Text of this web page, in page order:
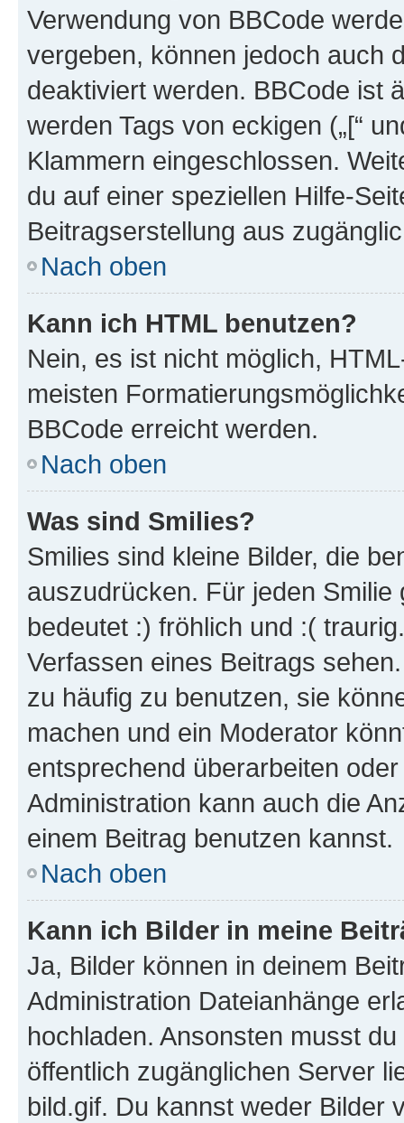
Verwendung von BBCode
vergeben, können jedoch auch
deaktiviert werden. BBCode ist
werden Tags von eckigen („[“
Klammern eingeschlossen.
du auf einer speziellen Hilfe-
Beitragserstellung aus
Nach oben
Kann ich HTML benutzen?
Nein, es ist nicht möglich,
meisten
BBCode erreicht werden.
Nach oben
Was sind Smilies?
Smilies sind kleine Bilder, die
auszudrücken. Für jeden
bedeutet :) fröhlich und :(
Verfassen eines Beitrags
zu häufig zu benutzen, sie
machen und ein Moderator
entsprechend überarbeiten
Administration kann auch die
einem Beitrag benutzen kannst.
Nach oben
Kann ich Bilder in meine
Ja, Bilder können in deinem
Administration Dateianhänge
hochladen. Ansonsten musst
öffentlich zugänglichen Server
bild.gif. Du kannst weder Bilder